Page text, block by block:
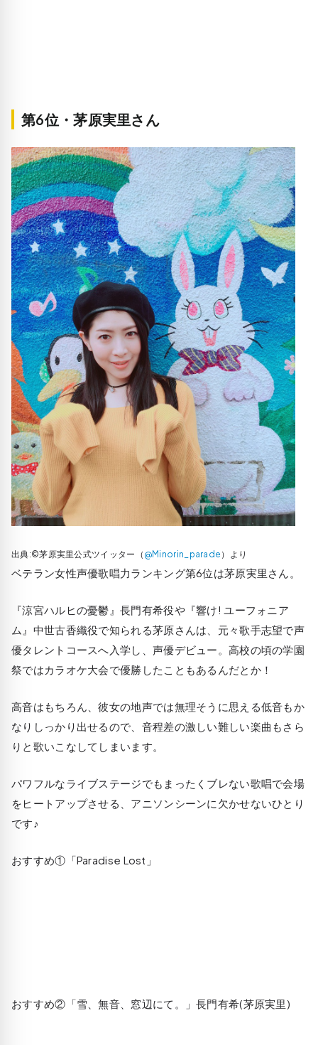
第6位・茅原実里さん
出典:©茅原実里公式ツイッター（ @Minorin_parade ）より
ベテラン女性声優歌唱力ランキング第6位は茅原実里さん。
『涼宮ハルヒの憂鬱』長門有希役や『響け! ユーフォニア
ム』中世古香織役で知られる茅原さんは、元々歌手志望で声
優タレントコースへ入学し、声優デビュー。高校の頃の学園
祭ではカラオケ大会で優勝したこともあるんだとか！
高音はもちろん、彼女の地声では無理そうに思える低音もか
なりしっかり出せるので、音程差の激しい難しい楽曲もさら
りと歌いこなしてしまいます。
パワフルなライブステージでもまったくブレない歌唱で会場
をヒートアップさせる、アニソンシーンに欠かせないひとり
です♪
おすすめ①「Paradise Lost」
おすすめ②「雪、無音、窓辺にて。」長門有希(茅原実里)